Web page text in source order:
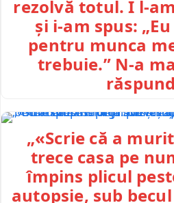
rezolvă totul. I l-
și i-am spus:
pentru munca
trebuie.” N-a
„«Scrie că a
trece casa pe
împins plicul
autopsie, sub